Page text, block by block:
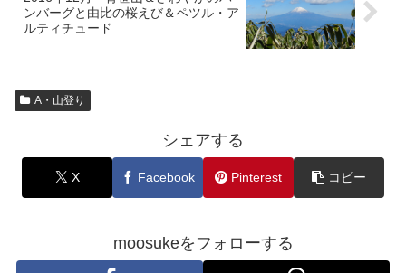
ンバーグと由比の桜えび＆ペツル・ア
ルティチュード
A・山登り
シェアする
X Facebook Pinterest コピー
moosukeをフォローする